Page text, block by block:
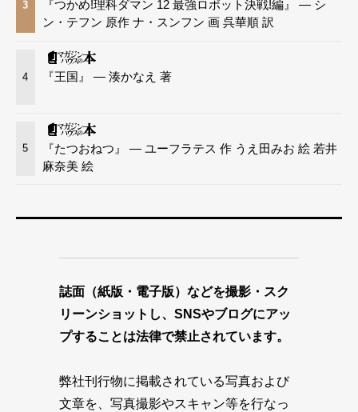
3
『つかめ!理科ダマン 12 最強ロボット決戦!編』 — シ
ン・テフン 原作 ナ・スンフン 画 呉華順 訳
4 『王国』 — 湊かなえ 著
5
『たつおねつ』 — ユーフラテス 作 うえ田みお 絵 若井
麻奈美 絵
誌面（紙版・電子版）などを撮影・スク
リーンショットし、SNSやブログにアッ
プすることは法律で禁止されています。
弊社刊行物に掲載されている写真および
文章を、写真撮影やスキャン等を行なっ